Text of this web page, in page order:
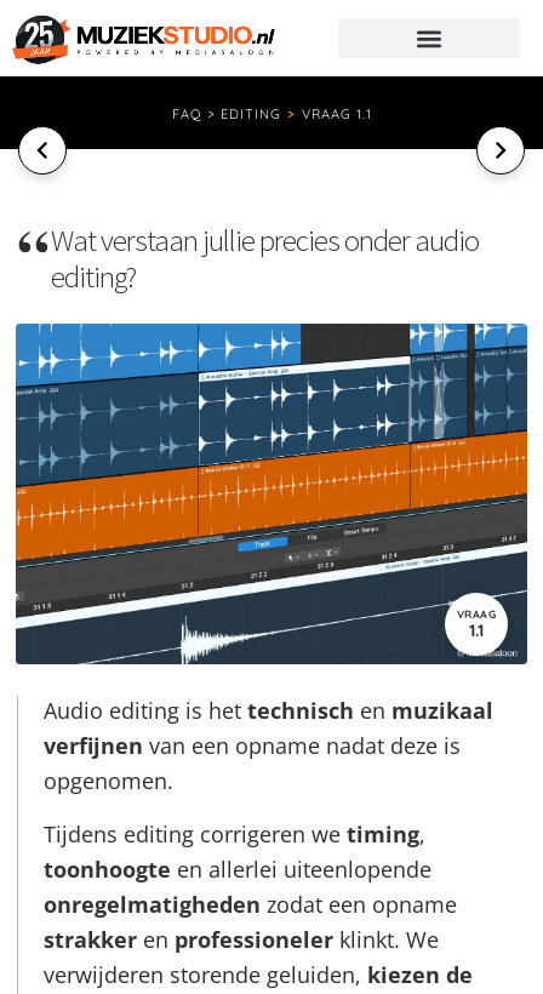
FAQ > EDITING > VRAAG 1.1
Wat verstaan jullie precies onder audio
editing?
VRAAG
1.1
Audio editing is hettechnisch en muzikaal
verfijnen van een opname nadat deze is
opgenomen.
Tijdens editing corrigeren wetiming,
toonhoogte en allerlei uiteenlopende
onregelmatigheden zodat een opname
strakker en professioneler klinkt. We
verwijderen storende geluiden, kiezen de